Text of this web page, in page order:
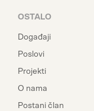
OSTALO
Događaji
Poslovi
Projekti
O nama
Postani član